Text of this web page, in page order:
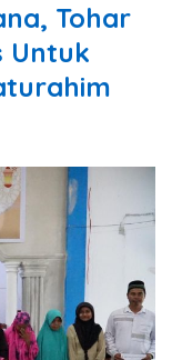
Tohar
Untuk